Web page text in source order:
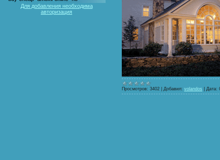
Для добавления необходима
авторизация
Просмотров: 3402 Добавил: volandos Дата: